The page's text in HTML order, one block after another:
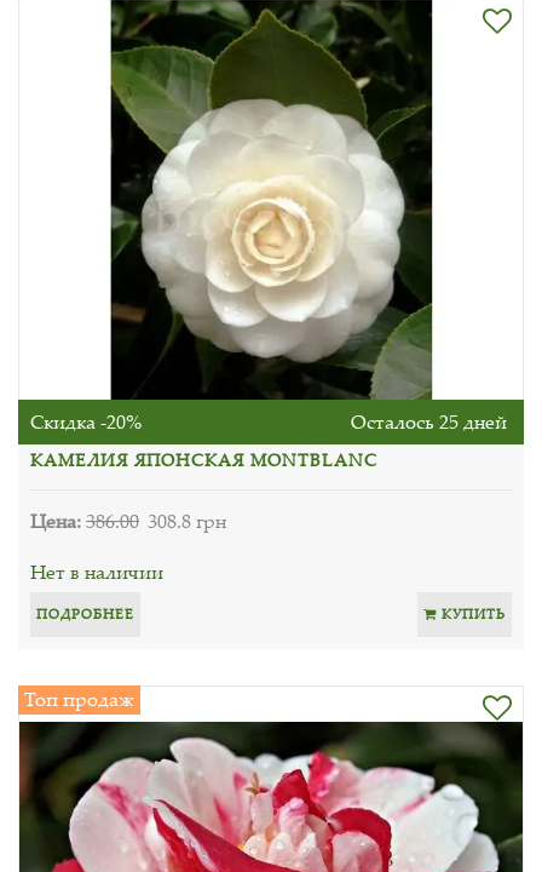
Скидка -20% Осталось 25 дней
КАМЕЛИЯ ЯПОНСКАЯ MONTBLANC
Цена:386.00 308.8 грн
Нет в наличии
ПОДРОБНЕЕ КУПИТЬ
Топ продаж